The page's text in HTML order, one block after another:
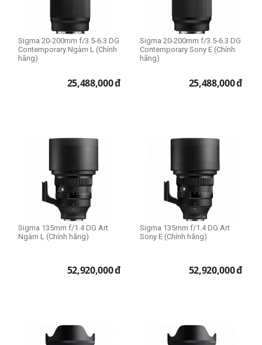
Sigma 20-200mm f/3.5-6.3 DG
Contemporary Ngàm L (Chính
hãng)
25,488,000đ
Sigma 20-200mm f/3.5-6.3 DG
Contemporary Sony E (Chính
hãng)
25,488,000đ
Sigma 135mm f/1.4 DG Art
Ngàm L (Chính hãng)
52,920,000đ
Sigma 135mm f/1.4 DG Art
Sony E (Chính hãng)
52,920,000đ